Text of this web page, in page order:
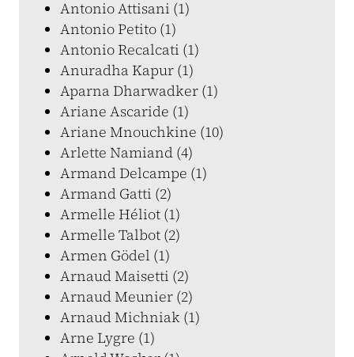
Antonio Attisani (1)
Antonio Petito (1)
Antonio Recalcati (1)
Anuradha Kapur (1)
Aparna Dharwadker (1)
Ariane Ascaride (1)
Ariane Mnouchkine (10)
Arlette Namiand (4)
Armand Delcampe (1)
Armand Gatti (2)
Armelle Héliot (1)
Armelle Talbot (2)
Armen Gödel (1)
Arnaud Maisetti (2)
Arnaud Meunier (2)
Arnaud Michniak (1)
Arne Lygre (1)